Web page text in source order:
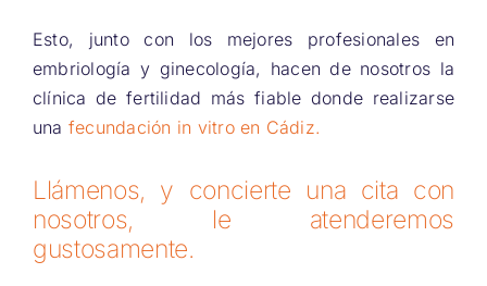
Esto, junto con los mejores profesionales en
embriología y ginecología, hacen de nosotros la
clínica de fertilidad más fiable donde realizarse
una fecundación in vitro en Cádiz.
Llámenos, y concierte una cita con
nosotros, le atenderemos
gustosamente.